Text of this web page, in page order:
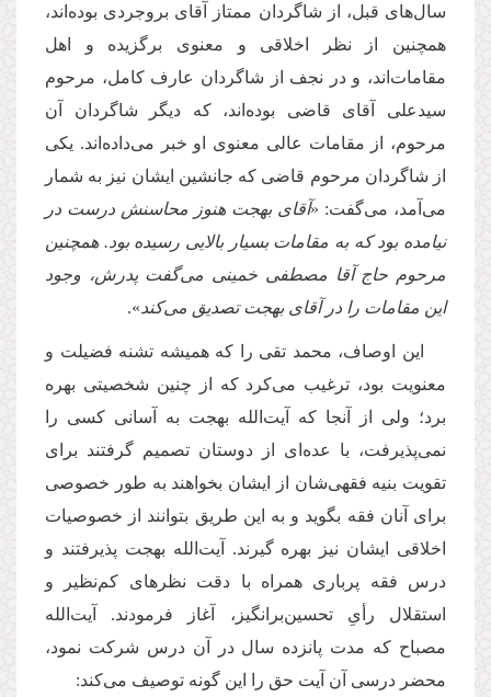
سال‌هاى قبل، از شاگردان ممتاز آقاى بروجردى بوده‌اند،
همچنین از نظر اخلاقى و معنوى برگزیده و اهل
مقامات‌اند، و در نجف از شاگردان عارف كامل، مرحوم
سیدعلى آقاى قاضى بوده‌اند، كه دیگر شاگردان آن
مرحوم، از مقامات عالى معنوى او خبر مى‌داده‌اند. یكى
از شاگردان مرحوم قاضى كه جانشین ایشان نیز به شمار
مى‌آمد، مى‌گفت: «آقاى بهجت هنوز محاسنش درست در
نیامده بود كه به مقامات بسیار بالایى رسیده بود. همچنین
مرحوم حاج آقا مصطفى خمینى مى‌گفت پدرش، وجود
این مقامات را در آقاى بهجت تصدیق مى‌كند».
این اوصاف، محمد تقى را كه همیشه تشنه فضیلت و
معنویت بود، ترغیب مى‌كرد كه از چنین شخصیتى بهره
برد؛ ولى از آنجا كه آیت‌الله بهجت به آسانى كسى را
نمى‌پذیرفت، با عده‌اى از دوستان تصمیم گرفتند براى
تقویت بنیه فقهى‌شان از ایشان بخواهند به طور خصوصى
براى آنان فقه بگوید و به این طریق بتوانند از خصوصیات
اخلاقى ایشان نیز بهره گیرند. آیت‌الله بهجت پذیرفتند و
درس فقه پربارى همراه با دقت نظرهاى كم‌نظیر و
استقلال رأىِ تحسین‌برانگیز، آغاز فرمودند. آیت‌الله
مصباح كه مدت پانزده سال در آن درس شركت نمود،
محضر درسى آن آیت حق را این گونه توصیف مى‌كند: